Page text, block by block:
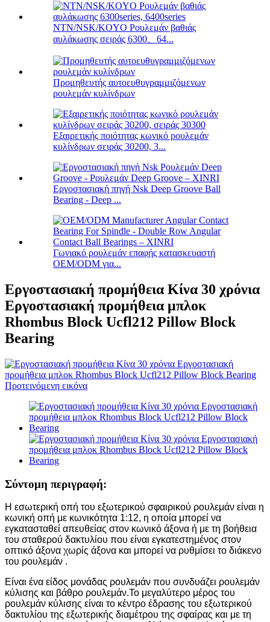
NTN/NSK/KOYO Ρουλεμάν βαθιάς
αυλάκωσης σειράς 6300、64...
Προμηθευτής αυτοευθυγραμμιζόμενων
ρουλεμάν κυλίνδρων
Εξαιρετικής ποιότητας κωνικό ρουλεμάν
κυλίνδρων σειράς 30200, 3...
Εργοστασιακή πηγή Nsk Deep Groove Ball
Bearing - Deep ...
Γωνιακό ρουλεμάν επαφής κατασκευαστή
OEM/ODM για...
Εργοστασιακή προμήθεια Κίνα 30 χρόνια
Εργοστασιακή προμήθεια μπλοκ
Rhombus Block Ucfl212 Pillow Block
Bearing
Σύντομη περιγραφή:
Η εσωτερική οπή του εξωτερικού σφαιρικού ρουλεμάν είναι η
κωνική οπή με κωνικότητα 1:12, η ​​οποία μπορεί να
εγκατασταθεί απευθείας στον κωνικό άξονα ή με τη βοήθεια
του σταθερού δακτυλίου που είναι εγκατεστημένος στον
οπτικό άξονα χωρίς άξονα και μπορεί να ρυθμίσει το διάκενο
του ρουλεμάν .
Είναι ένα είδος μονάδας ρουλεμάν που συνδυάζει ρουλεμάν
κύλισης και βάθρο ρουλεμάν.Το μεγαλύτερο μέρος του
ρουλεμάν κύλισης είναι το κέντρο έδρασης του εξωτερικού
δακτυλίου της εξωτερικής διαμέτρου της σφαίρας και με τη